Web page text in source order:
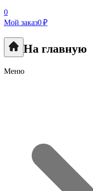
0
Мой заказ0 ₽
На главную
Меню